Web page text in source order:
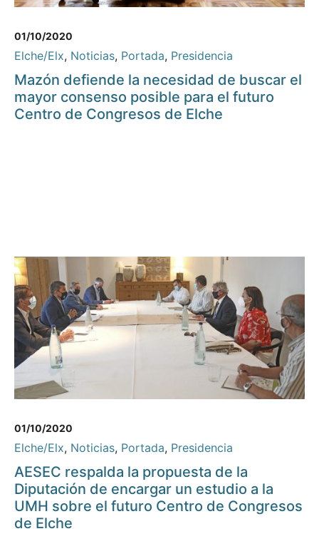
01/10/2020
Elche/Elx, Noticias, Portada, Presidencia
Mazón defiende la necesidad de buscar el
mayor consenso posible para el futuro
Centro de Congresos de Elche
01/10/2020
Elche/Elx, Noticias, Portada, Presidencia
AESEC respalda la propuesta de la
Diputación de encargar un estudio a la
UMH sobre el futuro Centro de Congresos
de Elche